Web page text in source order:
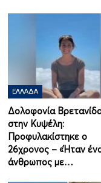
ΕΛΛΆΔΑ
Δολοφονία
στην Κυψέλη:
Προφυλακίστηκε ο
26χρονος – «Ήταν
άνθρωπος με…